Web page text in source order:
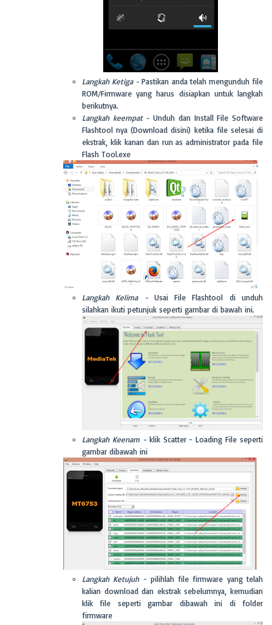
Langkah Ketiga -Pastikan anda telah mengunduh file
ROM/Firmware yang harus disiapkan untuk langkah
berikutnya.
Langkah keempat -Unduh dan Install File Software
Flashtool nya (Download disini) ketika file selesai di
ekstrak, klik kanan dan run as administrator pada file
Flash Tool.exe
Langkah Kelima - Usai File Flashtool di unduh
silahkan ikuti petunjuk seperti gambar di bawah ini.
Langkah Keenam - klik Scatter - Loading File seperti
gambar dibawah ini
Langkah Ketujuh- pilihlah file firmware yang telah
kalian download dan ekstrak sebelumnya, kemudian
klik file seperti gambar dibawah ini di folder
firmware